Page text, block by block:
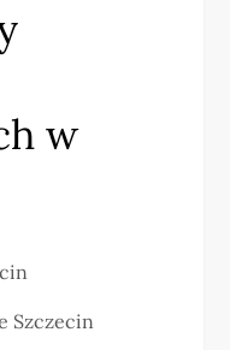
w
Szczecin